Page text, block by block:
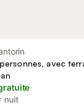
avec
nuit